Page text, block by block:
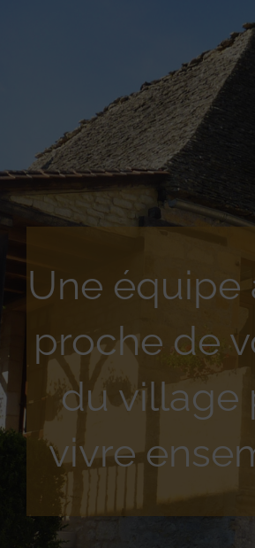
Une équipe
proche de
du village
vivre